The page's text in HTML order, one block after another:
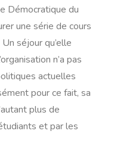
Démocratique du
une série de cours
séjour qu’elle
n’a pas
actuelles
pour ce fait, sa
plus de
et par les